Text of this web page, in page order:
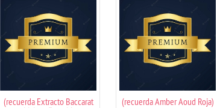
(recuerda Amber Aoud Roja) (recuerda Yara Rosa Lattafa)